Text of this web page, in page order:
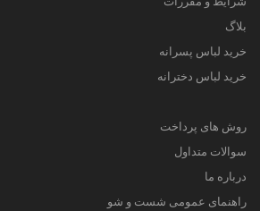
بلاگ
خرید لباس پسرانه
خرید لباس دخترانه
روش های پرداخت
سوالات متداول
درباره ما
راهنمای عمومی شست و شو